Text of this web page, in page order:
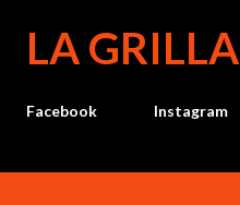
LA GRILLA
Facebook Instagram